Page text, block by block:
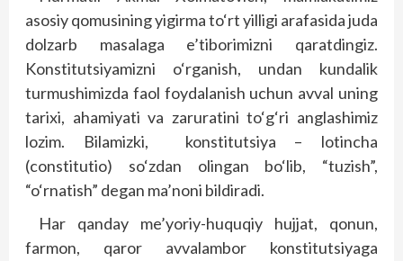
asosiy qomusining yigirma to‘rt yilligi arafasida juda
dolzarb masalaga e’tiborimizni qaratdingiz.
Konstitutsiyamizni o‘rganish, undan kundalik
turmushimizda faol foydalanish uchun avval uning
tarixi, ahamiyati va zaruratini to‘g‘ri anglashimiz
lozim. Bilamizki, konstitutsiya – lotincha
(constitutio) so‘zdan olingan bo‘lib, “tuzish”,
“o‘rnatish” degan ma’noni bildiradi.
Har qanday me’yoriy-huquqiy hujjat, qonun,
farmon, qaror avvalambor konstitutsiyaga